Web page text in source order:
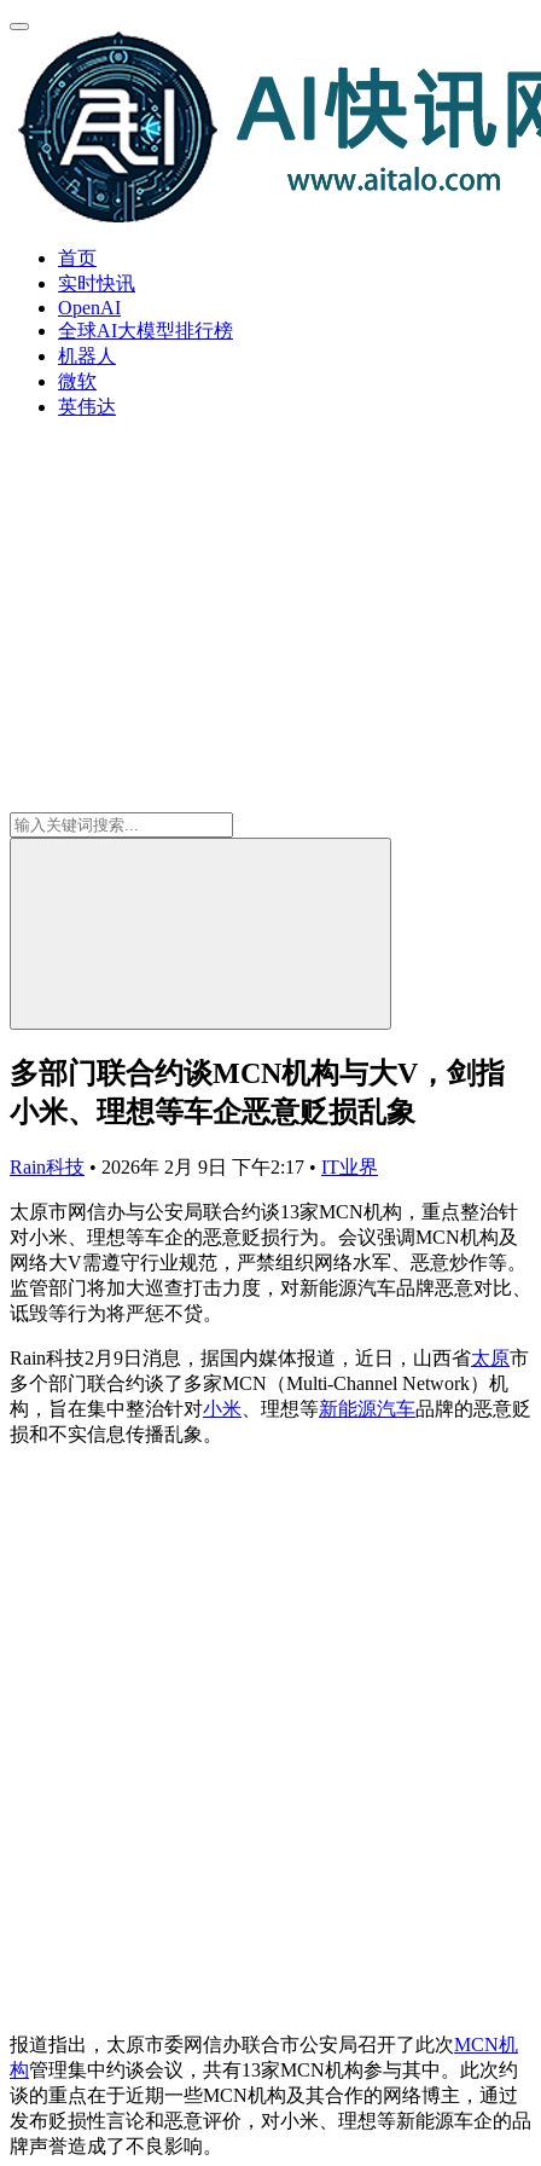
首页
实时快讯
OpenAI
全球AI大模型排行榜
机器人
微软
英伟达
多部门联合约谈MCN机构与大V，剑指
小米、理想等车企恶意贬损乱象
Rain科技 • 2026年 2月 9日 下午2:17 • IT业界
太原市网信办与公安局联合约谈13家MCN机构，重点整治针
对小米、理想等车企的恶意贬损行为。会议强调MCN机构及
网络大V需遵守行业规范，严禁组织网络水军、恶意炒作等。
监管部门将加大巡查打击力度，对新能源汽车品牌恶意对比、
诋毁等行为将严惩不贷。
Rain科技2月9日消息，据国内媒体报道，近日，山西省太原市
多个部门联合约谈了多家MCN（Multi-Channel Network）机
构，旨在集中整治针对小米 、理想等新能源汽车品牌的恶意贬
损和不实信息传播乱象。
报道指出，太原市委网信办联合市公安局召开了此次MCN机
构管理集中约谈会议，共有13家MCN机构参与其中。此次约
谈的重点在于近期一些MCN机构及其合作的网络博主，通过
发布贬损性言论和恶意评价，对小米、理想等新能源车企的品
牌声誉造成了不良影响。